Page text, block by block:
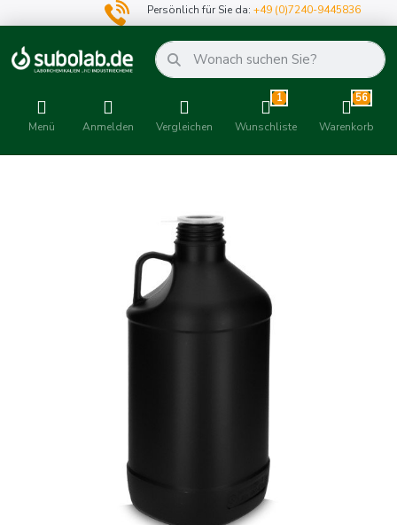
Persönlich für Sie da:+49 (0)7240-9445836
Menü Anmelden Vergleichen
1
Wunschliste
56
Warenkorb